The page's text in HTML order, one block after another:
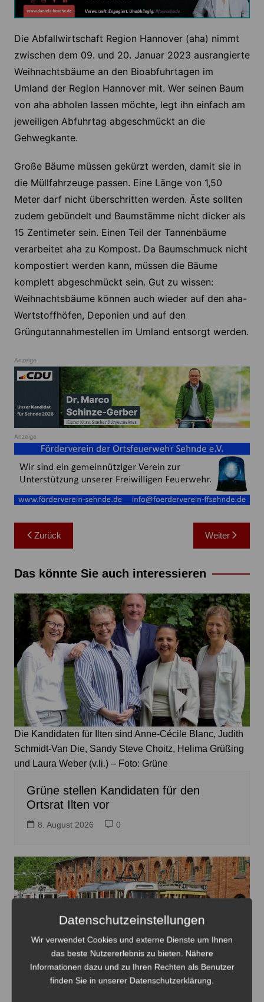
Die Abfallwirtschaft Region Hannover (aha) nimmt
zwischen dem 09. und 20. Januar 2023 ausrangierte
Weihnachtsbäume an den Bioabfuhrtagen im
Umland der Region Hannover mit. Wer seinen Baum
von aha abholen lassen möchte, legt ihn einfach am
jeweiligen Abfuhrtag abgeschmückt an die
Gehwegkante.
Große Bäume müssen gekürzt werden, damit sie in
die Müllfahrzeuge passen. Eine Länge von 1,50
Meter darf nicht überschritten werden. Äste sollten
zudem gebündelt und Baumstämme nicht dicker als
15 Zentimeter sein. Einen Teil der Tannenbäume
verarbeitet aha zu Kompost. Da Baumschmuck nicht
kompostiert werden kann, müssen die Bäume
komplett abgeschmückt sein. Gut zu wissen:
Weihnachtsbäume können auch wieder auf den aha-
Wertstoffhöfen, Deponien und auf den
Grüngutannahmestellen im Umland entsorgt werden.
Anzeige
Anzeige
Beitragsnavigation
Zurück Weiter
Das könnte Sie auch interessieren
Die Kandidaten für Ilten sind Anne-Cécile Blanc, Judith
Schmidt-Van Die, Sandy Steve Choitz, Helima Grüßing
und Laura Weber (v.li.) – Foto: Grüne
Grüne stellen Kandidaten für den
Ortsrat Ilten vor
8. August 2026 0
Datenschutzeinstellungen
Wir verwendet Cookies und externe Dienste um Ihnen
das beste Nutzererlebnis zu bieten. Nähere
Informationen dazu und zu Ihren Rechten als Benutzer
finden Sie in unserer Datenschutzerklärung.